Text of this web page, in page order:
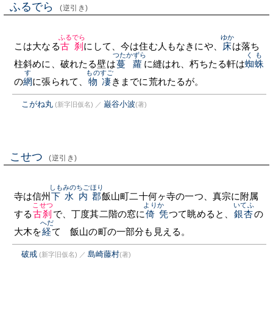
ふるでら (逆引き)
こは大なる古刹
ふるでら
にして、今は住む人もなきにや、 床
ゆか
は落ち
柱斜めに、破れたる壁は蔓蘿
つたかずら
に縫はれ、朽ちたる軒は蜘蛛
くも
の網
す
に張られて、 物凄
ものすご
きまでに荒れたるが。
こがね丸 (新字旧仮名) ／ 巌谷小波(著)
こせつ (逆引き)
寺は信州 下水内郡
しもみのちごほり
飯山町二十何ヶ寺の一つ、真宗に附属
する古刹
こせつ
で、丁度其二階の窓に倚凭
よりかゝ
つて眺めると、 銀杏
いてふ
の
大木を経
へだ
てゝ飯山の町の一部分も見える。
破戒 (新字旧仮名) ／ 島崎藤村(著)